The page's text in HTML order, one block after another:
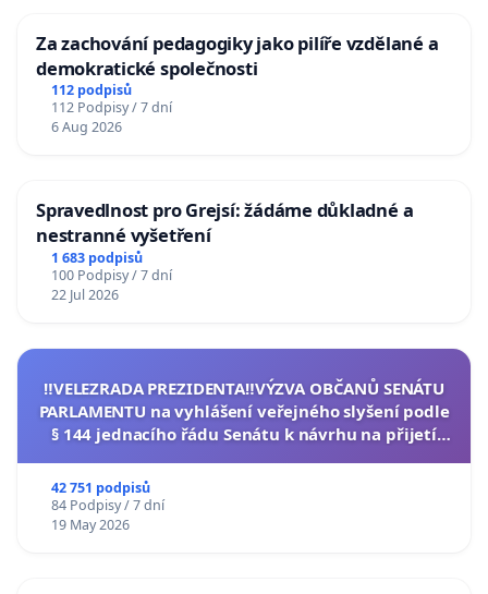
Za zachování pedagogiky jako pilíře vzdělané a
demokratické společnosti
112 podpisů
112 Podpisy / 7 dní
6 Aug 2026
Spravedlnost pro Grejsí: žádáme důkladné a
nestranné vyšetření
1 683 podpisů
100 Podpisy / 7 dní
22 Jul 2026
‼️VELEZRADA PREZIDENTA‼️VÝZVA OBČANŮ SENÁTU
PARLAMENTU na vyhlášení veřejného slyšení podle
§ 144 jednacího řádu Senátu k návrhu na přijetí
42 751 podpisů
84 Podpisy / 7 dní
19 May 2026